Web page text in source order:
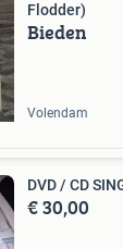
Flodder)
Bieden
Volendam
DVD / CD
€ 30,00